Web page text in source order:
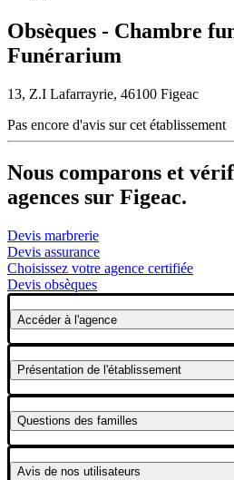
Obsèques - Chambre
Funérarium
13, Z.I Lafarrayrie, 46100 Figeac
Pas encore d'avis sur cet établissement
Nous comparons et
agences sur Figeac.
Devis marbrerie
Devis assurance
Choisissez votre agence certifiée
Devis obsèques
Accéderà l'agence
Présentation de l'établissement
Questions des familles
Avis de nos utilisateurs